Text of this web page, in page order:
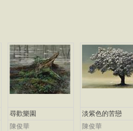
尋歡樂園
陳俊華
淡紫色的苦戀
陳俊華